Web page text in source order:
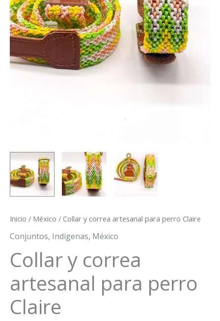
Inicio / México / Collar y correa artesanal para perro Claire
Conjuntos, Indigenas, México
Collar y correa
artesanal para perro
Claire